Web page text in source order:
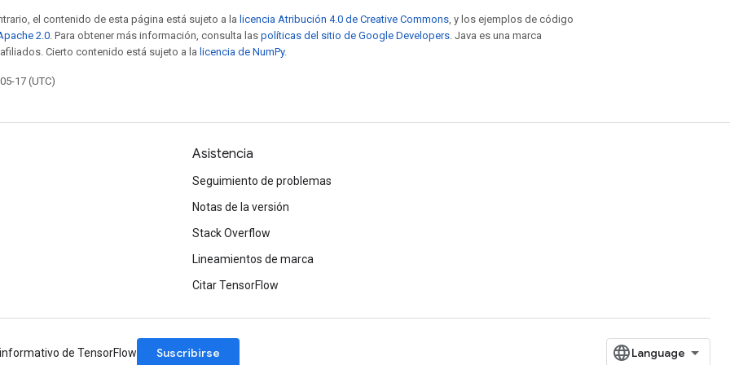
el contenido de esta página está sujeto a la licencia Atribución 4.0 de Creative Commons , y los ejemplos de código
2.0 . Para obtener más información, consulta las políticas del sitio de Google Developers . Java es una marca
Cierto contenido está sujeto a la licencia de NumPy.
17 (UTC)
Asistencia
Seguimiento de problemas
Notas de la versión
Stack Overflow
Lineamientos de marca
Citar TensorFlow
de TensorFlow Suscribirse